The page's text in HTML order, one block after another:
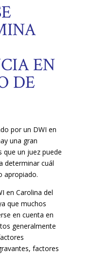
EN
DE
por un DWI en
una gran
que un juez puede
determinar cuál
apropiado.
en Carolina del
que muchos
en cuenta en
generalmente
factores